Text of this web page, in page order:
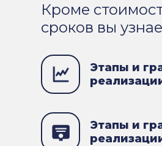
Кроме
сроков вы
Этапы и
Этапы и